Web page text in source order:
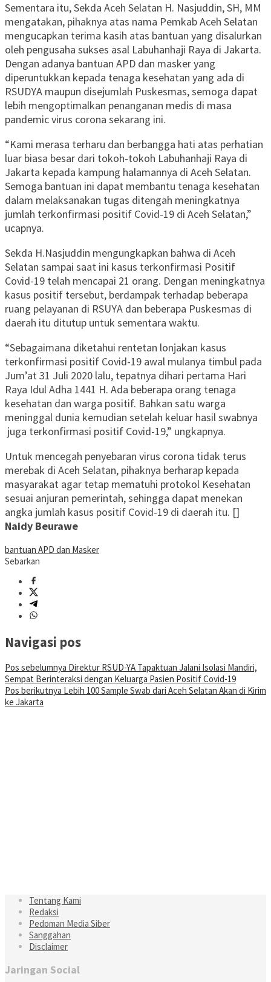
Sementara itu, Sekda Aceh Selatan H. Nasjuddin, SH, MM
mengatakan, pihaknya atas nama Pemkab Aceh Selatan
mengucapkan terima kasih atas bantuan yang disalurkan
oleh pengusaha sukses asal Labuhanhaji Raya di Jakarta.
Dengan adanya bantuan APD dan masker yang
diperuntukkan kepada tenaga kesehatan yang ada di
RSUDYA maupun disejumlah Puskesmas, semoga dapat
lebih mengoptimalkan penanganan medis di masa
pandemic virus corona sekarang ini.
“Kami merasa terharu dan berbangga hati atas perhatian
luar biasa besar dari tokoh-tokoh Labuhanhaji Raya di
Jakarta kepada kampung halamannya di Aceh Selatan.
Semoga bantuan ini dapat membantu tenaga kesehatan
dalam melaksanakan tugas ditengah meningkatnya
jumlah terkonfirmasi positif Covid-19 di Aceh Selatan,”
ucapnya.
Sekda H.Nasjuddin mengungkapkan bahwa di Aceh
Selatan sampai saat ini kasus terkonfirmasi Positif
Covid-19 telah mencapai 21 orang. Dengan meningkatnya
kasus positif tersebut, berdampak terhadap beberapa
ruang pelayanan di RSUYA dan beberapa Puskesmas di
daerah itu ditutup untuk sementara waktu.
“Sebagaimana diketahui rentetan lonjakan kasus
terkonfirmasi positif Covid-19 awal mulanya timbul pada
Jum’at 31 Juli 2020 lalu, tepatnya dihari pertama Hari
Raya Idul Adha 1441 H. Ada beberapa orang tenaga
kesehatan dan warga positif. Bahkan satu warga
meninggal dunia kemudian setelah keluar hasil swabnya
juga terkonfirmasi positif Covid-19,” ungkapnya.
Untuk mencegah penyebaran virus corona tidak terus
merebak di Aceh Selatan, pihaknya berharap kepada
masyarakat agar tetap mematuhi protokol Kesehatan
sesuai anjuran pemerintah, sehingga dapat menekan
angka jumlah kasus positif Covid-19 di daerah itu. []
Naidy Beurawe
bantuan APD dan Masker
Sebarkan
Navigasi pos
Pos sebelumnya Direktur RSUD-YA Tapaktuan Jalani Isolasi Mandiri,
Sempat Berinteraksi dengan Keluarga Pasien Positif Covid-19
Pos berikutnya Lebih 100 Sample Swab dari Aceh Selatan Akan di Kirim
ke Jakarta
Tentang Kami
Redaksi
Pedoman Media Siber
Sanggahan
Disclaimer
Jaringan Social